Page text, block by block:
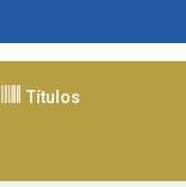
Títulos